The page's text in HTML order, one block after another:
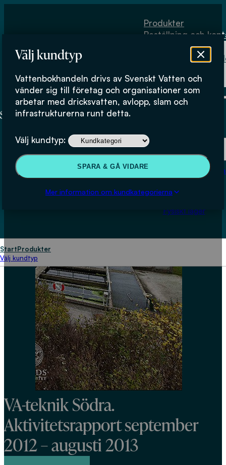
Välj kundtyp
Vattenbokhandeln drivs av Svenskt Vatten och
vänder sig till företag och organisationer som
arbetar med dricksvatten, avlopp, slam och
infrastrukturerna runt detta.
Välj kundtyp:
SPARA & GÅ VIDARE
Mer information om kundkategorierna
Produkter
Beställning och
Fysiskt lager
Beställning och kontakt
Om
Köpvillkor
Fysiskt lager
StartProdukter
Välj kundtyp
VA-teknik Södra.
Aktivitetsrapport september
2012 – augusti 2013